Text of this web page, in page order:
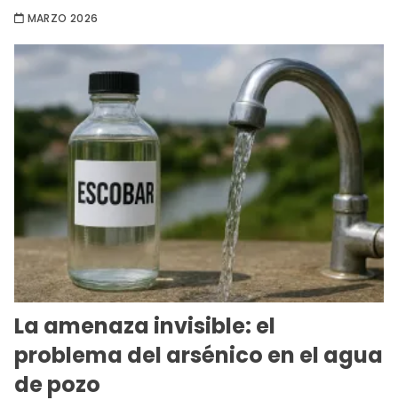
MARZO 2026
La amenaza invisible: el
problema del arsénico en el agua
de pozo